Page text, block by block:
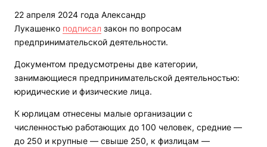
22 апреля 2024 года Александр
Лукашенко подписал закон по вопросам
предпринимательской деятельности.
Документом предусмотрены две категории,
занимающиеся предпринимательской деятельностью:
юридические и физические лица.
К юрлицам отнесены малые организации с
численностью работающих до 100 человек, средние —
до 250 и крупные — свыше 250, к физлицам —